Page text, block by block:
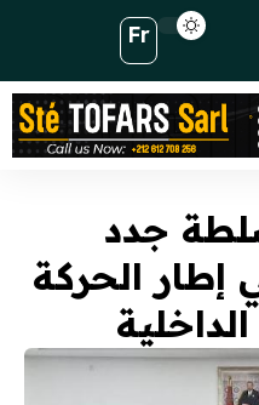
Fr
جدد
إطار الحركة
الداخلية